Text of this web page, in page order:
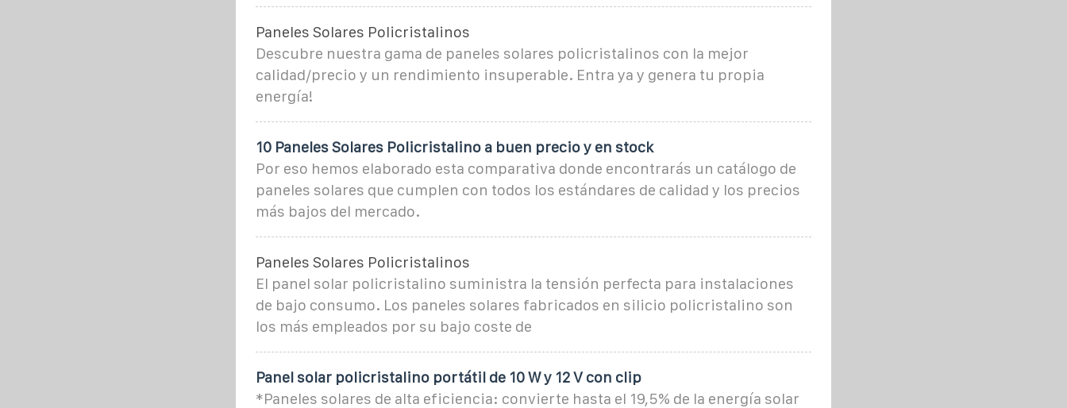
Paneles Solares Policristalinos
Descubre nuestra gama de paneles solares policristalinos con la mejor
calidad/precio y un rendimiento insuperable. Entra ya y genera tu propia
energía!
10 Paneles Solares Policristalino a buen precio y en stock
Por eso hemos elaborado esta comparativa donde encontrarás un catálogo de
paneles solares que cumplen con todos los estándares de calidad y los precios
más bajos del mercado.
Paneles Solares Policristalinos
El panel solar policristalino suministra la tensión perfecta para instalaciones
de bajo consumo. Los paneles solares fabricados en silicio policristalino son
los más empleados por su bajo coste de
Panel solar policristalino portátil de 10 W y 12 V con clip
*Paneles solares de alta eficiencia: convierte hasta el 19,5% de la energía solar